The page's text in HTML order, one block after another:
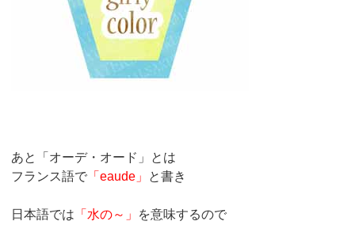
あと「オーデ・オード」とは
フランス語で 「eaude」 と書き
日本語では 「水の～」 を意味するので